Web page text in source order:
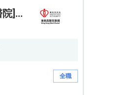
一級維修技工[東華醫院] - (參考編號: HKIC202608103)
全職